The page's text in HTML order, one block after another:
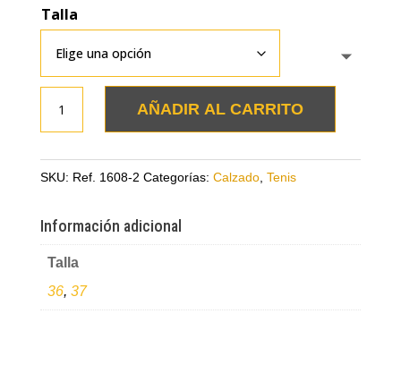
Talla
cebra
cuero
peludo
cantidad
AÑADIR AL CARRITO
SKU: Ref. 1608-2 Categorías: Calzado, Tenis
Información adicional
Talla
36, 37